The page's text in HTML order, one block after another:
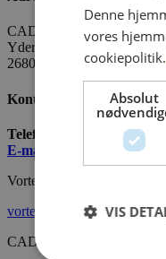
CADO AQUA Danmark
Yderholmvej 35
2680 Solrød
Kontakt os
Telefon:
+45 7022 2628
E-mail
info@cado.dk
Vortex International
vortex-intl.com
CADOAQUA® 2022 Alle
Denne
vores
cookiepolitik.
Absolut
VIS